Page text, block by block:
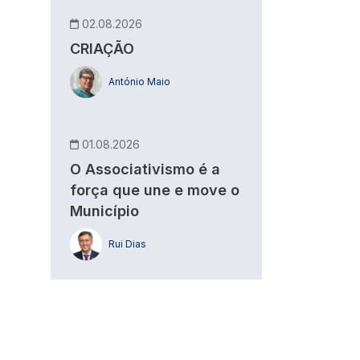
02.08.2026
CRIAÇÃO
António Maio
01.08.2026
O Associativismo é a
força que une e move o
Município
Rui Dias